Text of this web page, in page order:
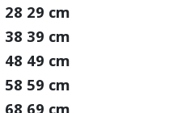
28 29 cm
38 39 cm
48 49 cm
58 59 cm
68 69 cm